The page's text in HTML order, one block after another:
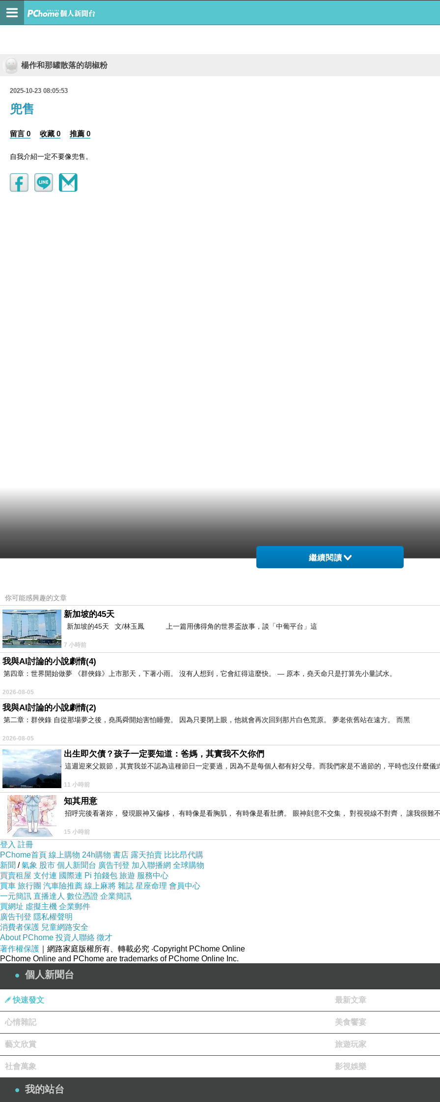
楊作和那罐散落的胡椒粉
2025-10-23 08:05:53
兜售
留言 0 收藏 0 推薦 0
自我介紹一定不要像兜售。
繼續閱讀
你可能感興趣的文章
新加坡的45天
新加坡的45天 文/林玉鳳 上一篇用佛得角的世界盃故事，談「中葡平台」這
7 小時前
我與AI討論的小說劇情(4)
第四章：世界開始做夢 《群俠錄》上市那天，下著小雨。 沒有人想到，它會紅得這麼快。 — 原本，堯天命只是打算先小量試水。
2026-08-05
我與AI討論的小說劇情(2)
第二章：群俠錄 自從那場夢之後，堯禹舜開始害怕睡覺。 因為只要閉上眼，他就會再次回到那片白色荒原。 夢老依舊站在遠方。 而黑
2026-08-05
出生即欠債？孩子一定要知道：爸媽，其實我不欠你們
這週迎來父親節，其實我並不認為這種節日一定要過，因為不是每個人都有好父母。而我們家是不過節的，平時也沒什麼儀
11 小時前
知其用意
招呼完後看著妳， 發現眼神又偏移， 有時像是看胸肌， 有時像是看肚臍。 眼神刻意不交集， 對視視線不對齊， 讓我很難不
15 小時前
登入 註冊
PChome首頁 線上購物 24h購物 書店 露天拍賣 比比昂代購
新聞 /氣象 股市 個人新聞台 廣告刊登 加入聯播網 全球購物
買賣租屋 支付連 國際連 Pi 拍錢包 旅遊 服務中心
買車 旅行團 汽車險推薦 線上麻將 雜誌 星座命理 會員中心
一元簡訊 直播達人 數位憑證 企業簡訊
買網址 虛擬主機 企業郵件
廣告刊登 隱私權聲明
消費者保護 兒童網路安全
About PChome 投資人聯絡 徵才
著作權保護 ｜網路家庭版權所有、轉載必究 ‧Copyright PChome Online
PChome Online and PChome are trademarks of PChome Online Inc.
個人新聞台
快速發文 最新文章
心情雜記 美食饗宴
藝文欣賞 旅遊玩家
社會萬象 影視娛樂
我的站台